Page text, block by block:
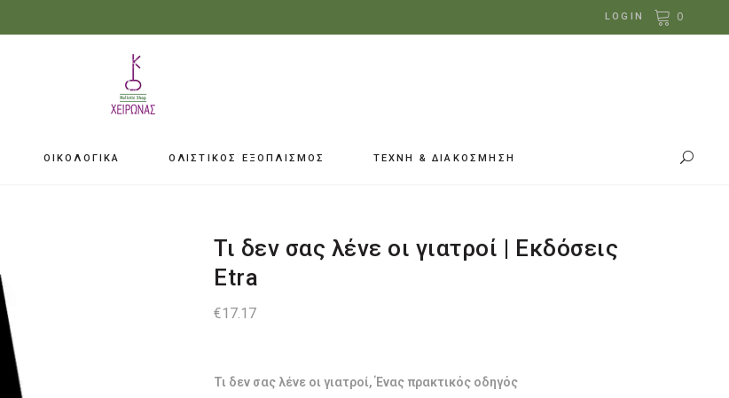
LOGIN 0
ΟΙΚΟΛΟΓΙΚΑ ΟΛΙΣΤΙΚΟΣ ΕΞΟΠΛΙΣΜΟΣ ΤΕΧΝΗ & ΔΙΑΚΟΣΜΗΣΗ
Τι δεν σας λένε οι γιατροί | Εκδόσεις
Etra
€17.17
Τι δεν σας λένε οι γιατροί, Ένας πρακτικός οδηγός